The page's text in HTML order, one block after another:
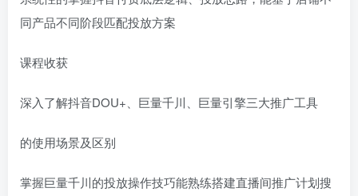
同产品不同阶段匹配投放方案
课程收获
深入了解抖音DOU+、巨量千川、巨量引擎三大推广工具
的使用场景及区别
掌握巨量千川的投放操作技巧能熟练搭建直播间推广计划搜